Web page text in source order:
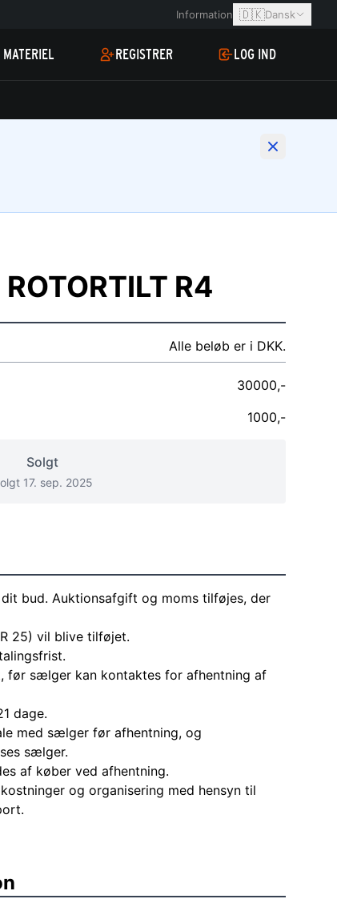
Information 🇩🇰Dansk
REGISTRER LOG IND
R4
Alle beløb er i DKK.
30000,-
1000,-
Solgt
17. sep. 2025
bud. Auktionsafgift og moms tilføjes, der
25) vil blive tilføjet.
før sælger kan kontaktes for afhentning af
dage.
med sælger før afhentning, og
sælger.
af køber ved afhentning.
og organisering med hensyn til